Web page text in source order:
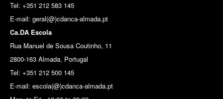
Tel: +351 212 583 145
E-mail: geral(@)cdanca-almada.pt
Ca.DA Escola
Rua Manuel de Sousa Coutinho, 11
2800-163 Almada, Portugal
Tel: +351 212 500 145
E-mail: escola(@)cdanca-almada.pt